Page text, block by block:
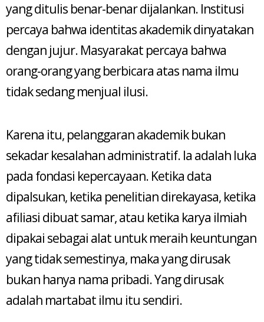
yang ditulis benar-benar dijalankan. Institusi
percaya bahwa identitas akademik dinyatakan
dengan jujur. Masyarakat percaya bahwa
orang-orang yang berbicara atas nama ilmu
tidak sedang menjual ilusi.
Karena itu, pelanggaran akademik bukan
sekadar kesalahan administratif. Ia adalah luka
pada fondasi kepercayaan. Ketika data
dipalsukan, ketika penelitian direkayasa, ketika
afiliasi dibuat samar, atau ketika karya ilmiah
dipakai sebagai alat untuk meraih keuntungan
yang tidak semestinya, maka yang dirusak
bukan hanya nama pribadi. Yang dirusak
adalah martabat ilmu itu sendiri.